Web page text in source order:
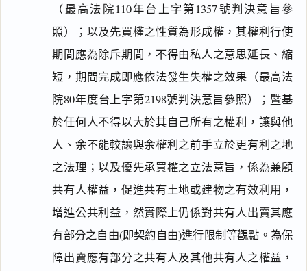
（最高法院110年台上字第1357號判決意旨參
照）；以及先買權之性質為形成權，其權利行使
期間應為除斥期間，不得由私人之意思延長、縮
短，期間完成即應依法發生失權之效果（最高法
院80年度台上字第2198號判決意旨參照）；暨基
於任何人不得以大於其自己所有之權利，讓與他
人、余不能較讓與余權利之前手立於更有利之地
之法理；以及優先承買權之立法意旨，係為兼顧
共有人權益，促進共有土地或建物之有效利用，
增進公共利益，然實際上仍係對共有人出賣其應
有部分之自由(即契約自由)進行限制等觀點。為保
障出賣應有部分之共有人及其他共有人之權益，